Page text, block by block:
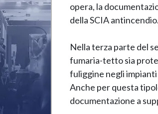
opera, la
della SCIA antincendio.
Nella terza parte del
fumaria-tetto sia
fuliggine negli
Anche per questa
documentazione a